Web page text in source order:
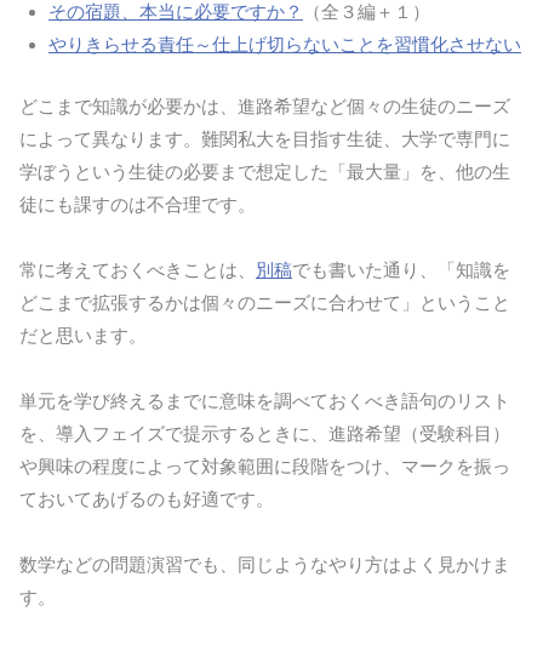
その宿題、本当に必要ですか？
（全３編＋１）
やりきらせる責任～仕上げ切らないことを習慣化させない
どこまで知識が必要かは、進路希望など個々の生徒のニーズ
によって異なります。難関私大を目指す生徒、大学で専門に
学ぼうという生徒の必要まで想定した「最大量」を、他の生
徒にも課すのは不合理です。
常に考えておくべきことは、 別稿でも書いた通り、「知識を
どこまで拡張するかは個々のニーズに合わせて」ということ
だと思います。
単元を学び終えるまでに意味を調べておくべき語句のリスト
を、導入フェイズで提示するときに、進路希望（受験科目）
や興味の程度によって対象範囲に段階をつけ、マークを振っ
ておいてあげるのも好適です。
数学などの問題演習でも、同じようなやり方はよく見かけま
す。